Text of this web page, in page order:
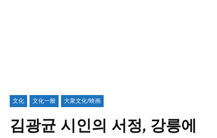
文化 文化一般 大衆文化/映画
김광균 시인의 서정, 강릉에